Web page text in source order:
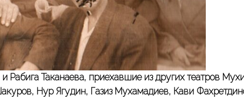
Таканаева, приехавшие из других театров
Нур Ягудин, Газиз Мухамадиев, Кави